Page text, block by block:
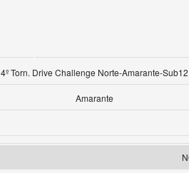
4º Torn. Drive Challenge Norte-Amarante-Sub12
Amarante